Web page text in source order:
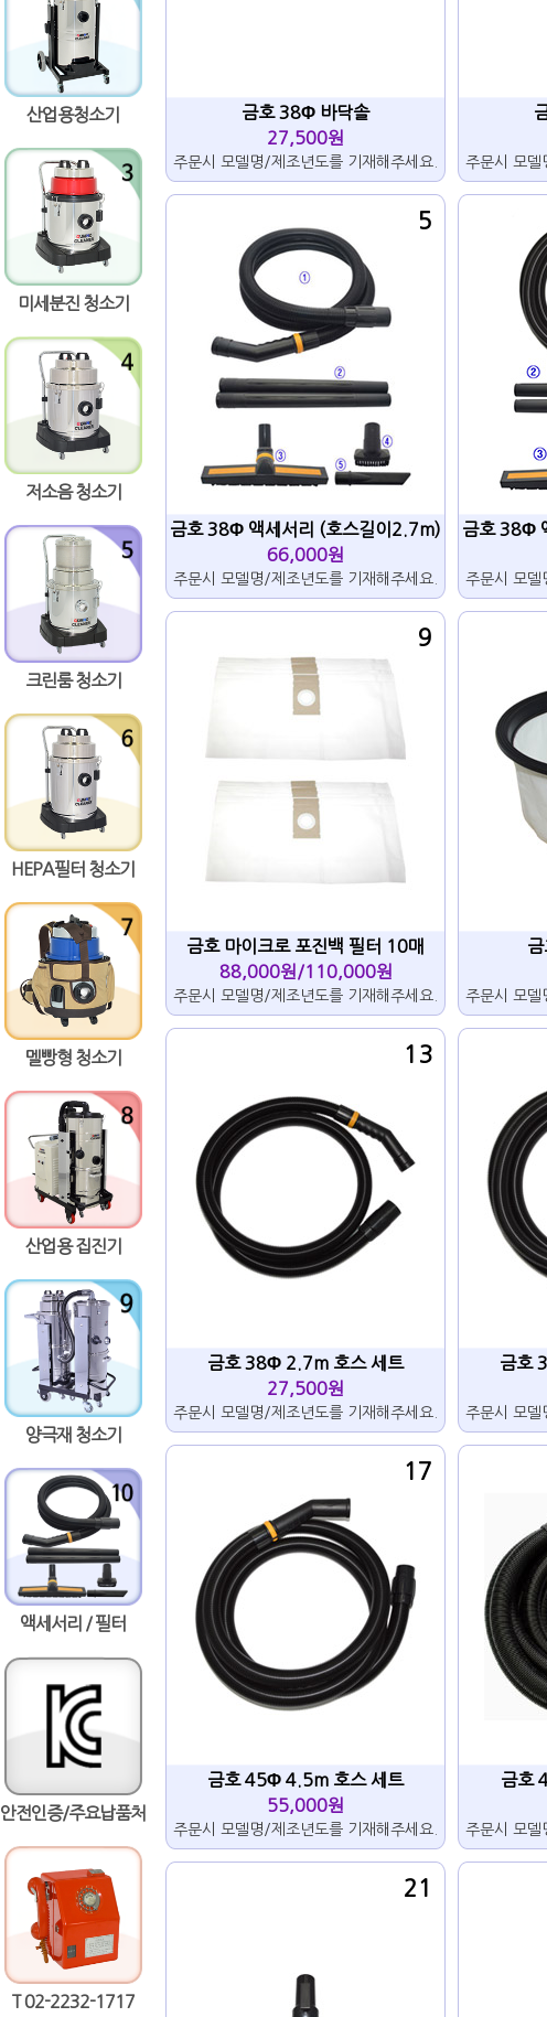
산업용청소기
미세분진 청소기
저소음 청소기
크린룸 청소기
HEPA필터 청소기
멜빵형 청소기
산업용 집진기
양극재 청소기
액세서리 / 필터
안전인증/주요납품처
T 02-2232-1717
금호 38Φ 바닥솔
27,500원
주문시 모델명/제조년도를 기재해주세요. 주문시 모델
금호 38Φ 액세서리 (호스길이2.7m)
66,000원
주문시 모델명/제조년도를 기재해주세요.
5
금호 38Φ
주문시 모델
금호 마이크로 포진백 필터 10매
88,000원/110,000원
주문시 모델명/제조년도를 기재해주세요.
9
주문시 모델
금호 38Φ 2.7m 호스 세트
27,500원
주문시 모델명/제조년도를 기재해주세요.
13
금호
주문시 모델
금호 45Φ 4.5m 호스 세트
55,000원
주문시 모델명/제조년도를 기재해주세요.
17
금호
주문시 모델
21